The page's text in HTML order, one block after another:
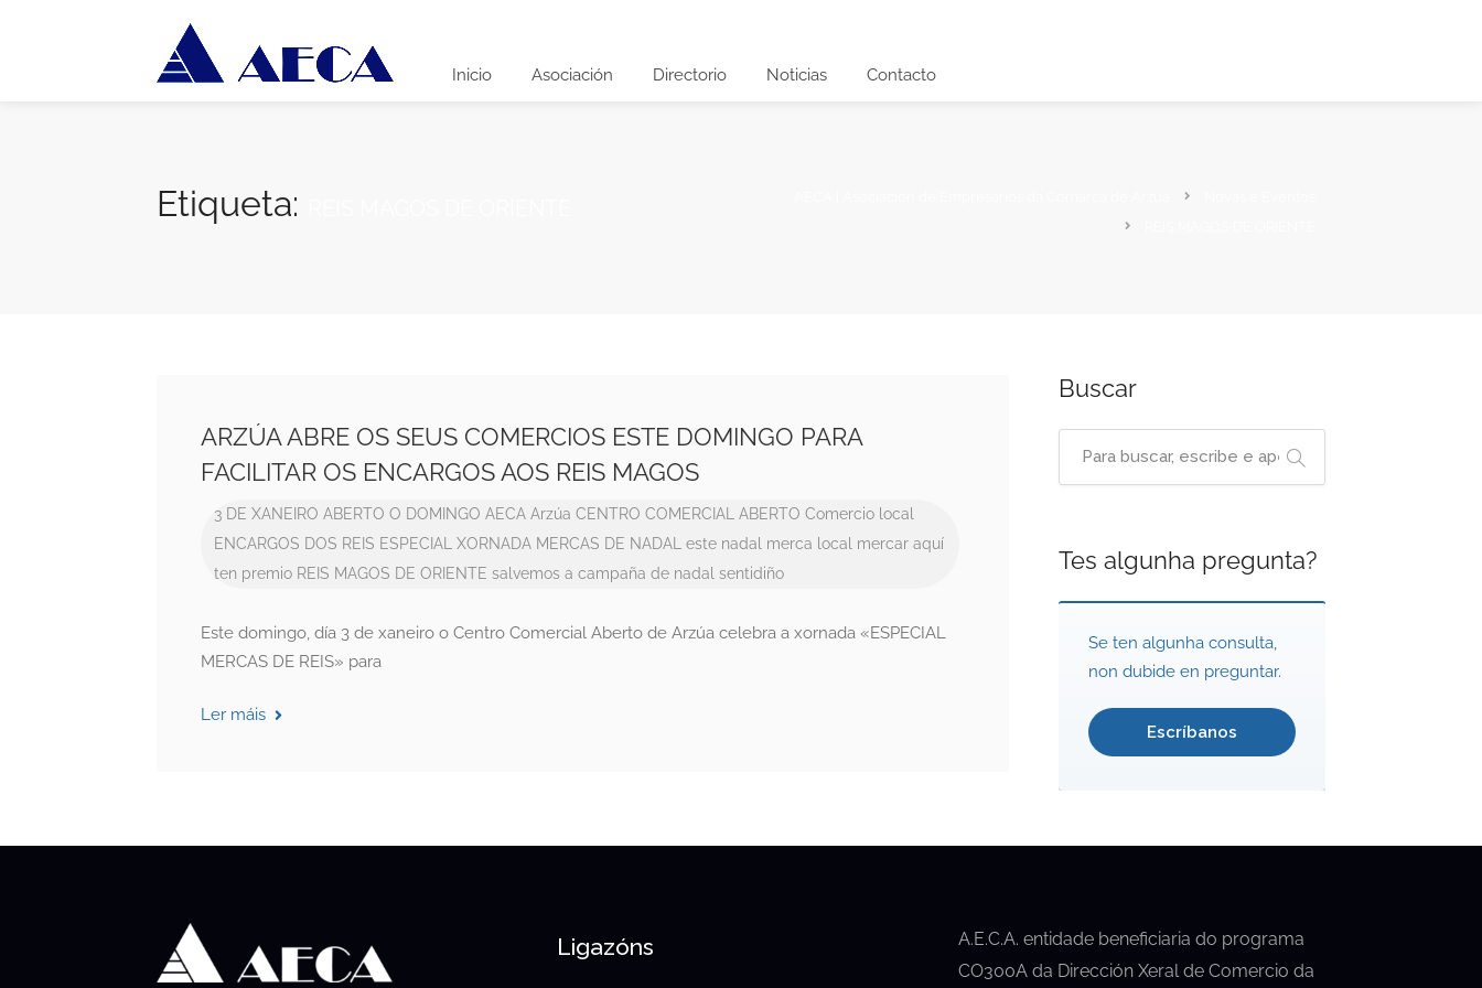
Inicio Asociación Directorio Noticias Contacto
Etiqueta:
ARZÚA ABRE OS SEUS COMERCIOS ESTE DOMINGO PARA
FACILITAR OS ENCARGOS AOS REIS MAGOS
3 DE XANEIRO ABERTO O DOMINGO AECA Arzúa CENTRO COMERCIAL ABERTO Comercio local
ENCARGOS DOS REIS ESPECIAL XORNADA MERCAS DE NADAL este nadal merca local
mercar aquí
ten premio REIS MAGOS DE ORIENTE salvemos a campaña de nadal sentidiño
Este domingo, día 3 de xaneiro o Centro Comercial Aberto de Arzúa celebra a xornada «ESPECIAL
MERCAS DE REIS» para
Ler máis
Buscar
Tes algunha pregunta?
Se ten algunha consulta,
non dubide en preguntar.
Escríbanos
Ligazóns
A.E.C.A. entidade beneficiaria do programa
CO300A da Dirección Xeral de Comercio da